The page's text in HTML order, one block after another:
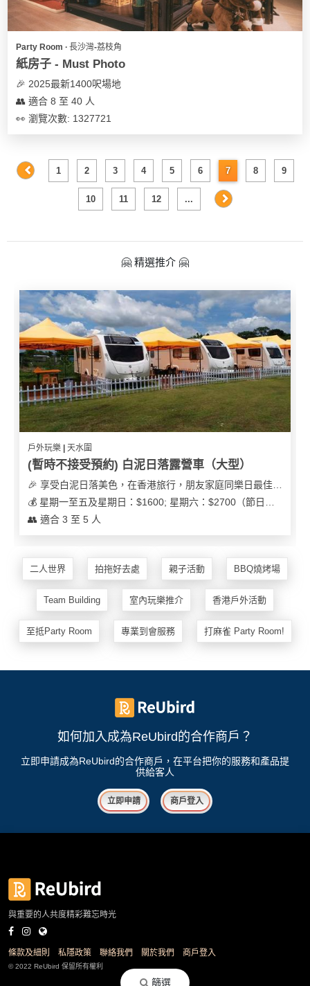
篩選
Party Room ∙ 長沙灣-荔枝角
紙房子 - Must Photo
🎉 2025最新1400呎場地
👥 適合 8 至 40 人
👀 瀏覽次數: 1327721
1 2 3 4 5 6 7 8 9
10 11 12 ...
🤗 精選推介 🤗
戶外玩樂 | 天水圍
(暫時不接受預約) 白泥日落露營車（大型）
👥 適合 3 至 5 人
二人世界 拍拖好去處 親子活動 BBQ燒烤場
Team Building 室內玩樂推介 香港戶外活動
至抵Party Room 專業到會服務 打麻雀 Party Room!
如何加入成為ReUbird的合作商戶？
立即申請成為ReUbird的合作商戶，在平台把你的服務和產品提
供給客人
立即申請 商戶登入
與重要的人共度精彩難忘時光
條款及細則 私隱政策 聯絡我們 關於我們 商戶登入
© 2022 ReUbird 保留所有權利